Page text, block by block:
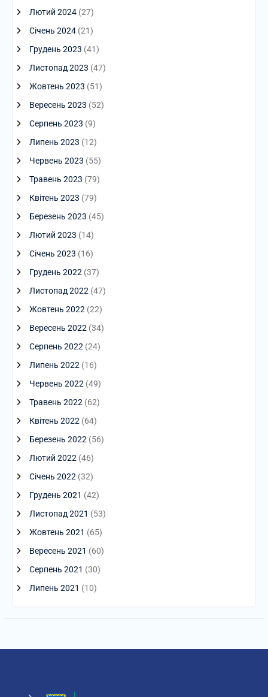
Лютий 2024(27)
Січень 2024(21)
Грудень 2023 (41)
Листопад 2023 (47)
Жовтень 2023 (51)
Вересень 2023 (52)
Серпень 2023 (9)
Липень 2023 (12)
Червень 2023 (55)
Травень 2023 (79)
Квітень 2023 (79)
Березень 2023 (45)
Лютий 2023 (14)
Січень 2023 (16)
Грудень 2022(37)
Листопад 2022(47)
Жовтень 2022(22)
Вересень 2022(34)
Серпень 2022(24)
Липень 2022(16)
Червень 2022(49)
Травень 2022(62)
Квітень 2022(64)
Березень 2022(56)
Лютий 2022(46)
Січень 2022(32)
Грудень 2021 (42)
Листопад 2021 (53)
Жовтень 2021 (65)
Вересень 2021 (60)
Серпень 2021 (30)
Липень 2021 (10)